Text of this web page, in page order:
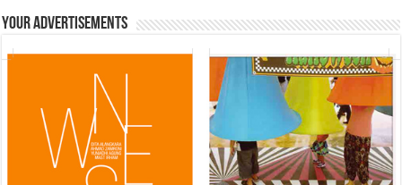
Your Advertisements